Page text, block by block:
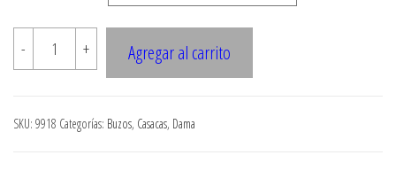
$7.900
-
9918
POLERON
BUZO
cantidad
+ Agregar al carrito
SKU: 9918 Categorías: Buzos, Casacas, Dama